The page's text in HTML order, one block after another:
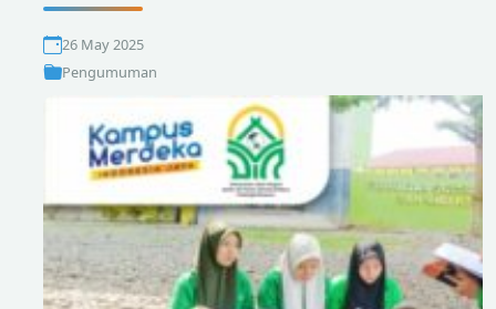
26 May 2025
Pengumuman